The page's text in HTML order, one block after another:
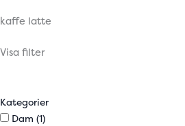
kaffe latte
Visa filter
Kategorier
Dam (1)